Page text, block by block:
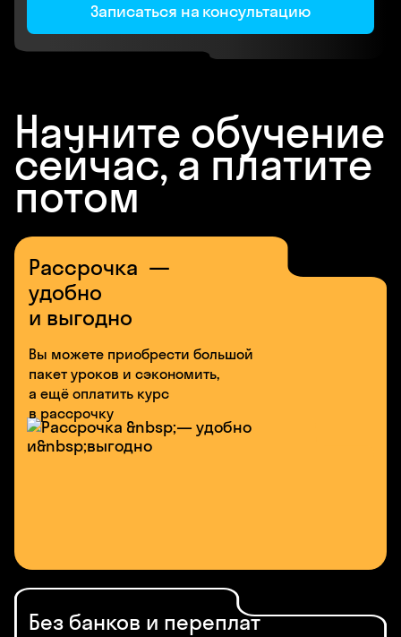
Записаться на консультацию
Начните обучение
сейчас, а платите
потом
Рассрочка —
удобно
и выгодно
Вы можете приобрести большой
пакет уроков и сэкономить,
а ещё оплатить курс
в рассрочку
Без банков и переплат